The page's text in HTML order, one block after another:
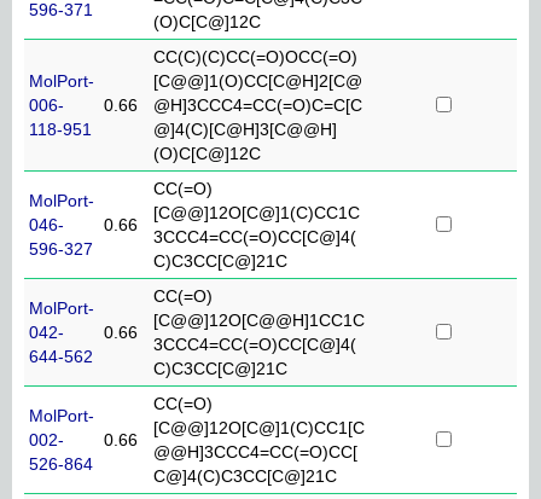
596-371
(O)C[C@]12C
MolPort-
006-
118-951
0.66
CC(C)(C)CC(=O)OCC(=O)
[C@@]1(O)CC[C@H]2[C@
@H]3CCC4=CC(=O)C=C[C
@]4(C)[C@H]3[C@@H]
(O)C[C@]12C
MolPort-
046-
596-327
0.66
CC(=O)
[C@@]12O[C@]1(C)CC1C
3CCC4=CC(=O)CC[C@]4(
C)C3CC[C@]21C
MolPort-
042-
644-562
0.66
CC(=O)
[C@@]12O[C@@H]1CC1C
3CCC4=CC(=O)CC[C@]4(
C)C3CC[C@]21C
MolPort-
002-
526-864
0.66
CC(=O)
[C@@]12O[C@]1(C)CC1[C
@@H]3CCC4=CC(=O)CC[
C@]4(C)C3CC[C@]21C